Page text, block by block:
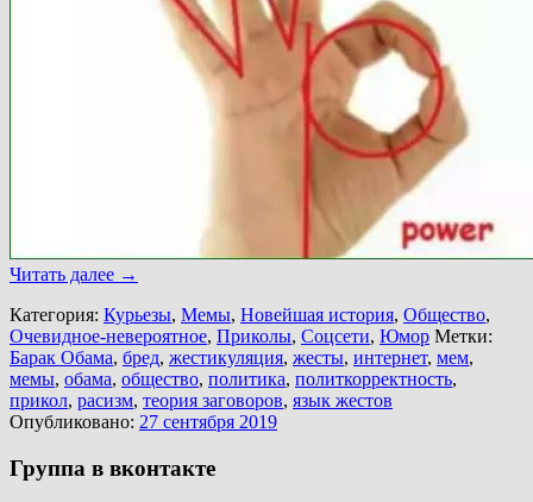
Читать далее →
Категория: Курьезы, Мемы, Новейшая история, Общество,
Очевидное-невероятное, Приколы, Соцсети, Юмор Метки:
Барак Обама, бред, жестикуляция, жесты, интернет, мем,
мемы, обама, общество, политика, политкорректность,
прикол, расизм, теория заговоров, язык жестов
Опубликовано: 27 сентября 2019
Группа в вконтакте